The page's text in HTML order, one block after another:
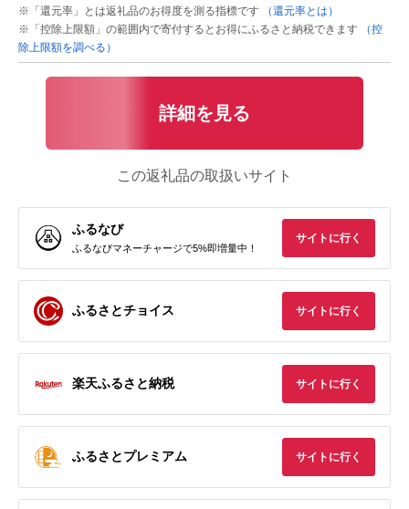
※「還元率」とは返礼品のお得度を測る指標です
（還元率とは）
※「控除上限額」の範囲内で寄付するとお得にふるさと納税できます
（控
除上限額を調べる）
詳細を見る
この返礼品の取扱いサイト
ふるなび
ふるなびマネーチャージで5%即増量中！
サイトに行く
ふるさとチョイス サイトに行く
楽天ふるさと納税 サイトに行く
ふるさとプレミアム サイトに行く